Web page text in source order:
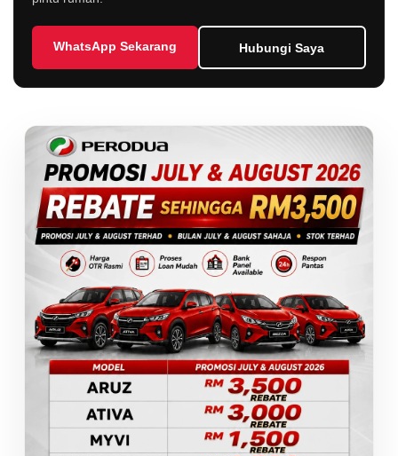
WhatsApp Sekarang Hubungi Saya